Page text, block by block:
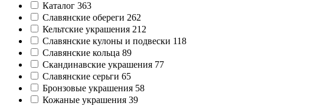
Каталог 363
Славянские обереги 262
Кельтские украшения 212
Славянские кулоны и подвески 118
Славянские кольца 89
Cкандинавские украшения 77
Славянские серьги 65
Бронзовые украшения 58
Кожаные украшения 39